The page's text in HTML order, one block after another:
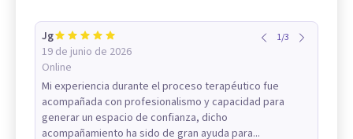
Jg
19 de junio de 2026
Online
1/3
Mi experiencia durante el proceso terapéutico fue
acompañada con profesionalismo y capacidad para
generar un espacio de confianza, dicho
acompañamiento ha sido de gran ayuda para...